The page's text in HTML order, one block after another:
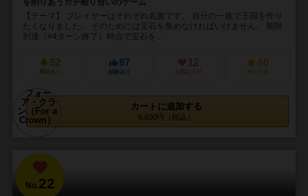
を削りあうガチ殴り合いのゲーム
【テーマ】 プレイヤーはそれぞれ名族です。 自分の一族で王国を作り
たくなりました。 そのためには宝石を集めなければいけません。 期限
到達（※4ターン終了）時点で宝石を...
52
興味あり
87
経験あり
12
お気に入り
60
持ってる
カートに追加する
6,600円（税込）
No.22